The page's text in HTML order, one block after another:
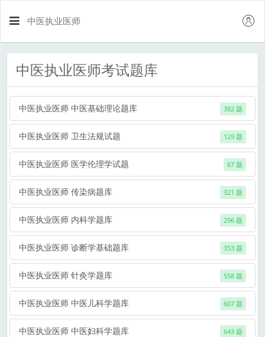
中医执业医师
中医执业医师考试题库
中医执业医师 中医基础理论题库 382 题
中医执业医师 卫生法规试题 129 题
中医执业医师 医学伦理学试题 67 题
中医执业医师 传染病题库 321 题
中医执业医师 内科学题库 296 题
中医执业医师 诊断学基础题库 353 题
中医执业医师 针灸学题库 558 题
中医执业医师 中医儿科学题库 607 题
中医执业医师 中医妇科学题库 643 题